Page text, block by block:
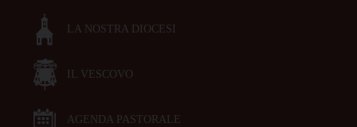
LA NOSTRA DIOCESI
IL VESCOVO
AGENDA PASTORALE